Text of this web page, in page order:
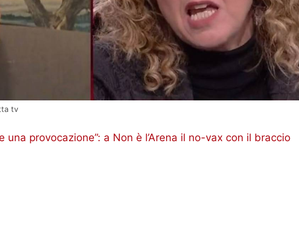
tv
una provocazione”: a Non è l’Arena il no-vax con il braccio